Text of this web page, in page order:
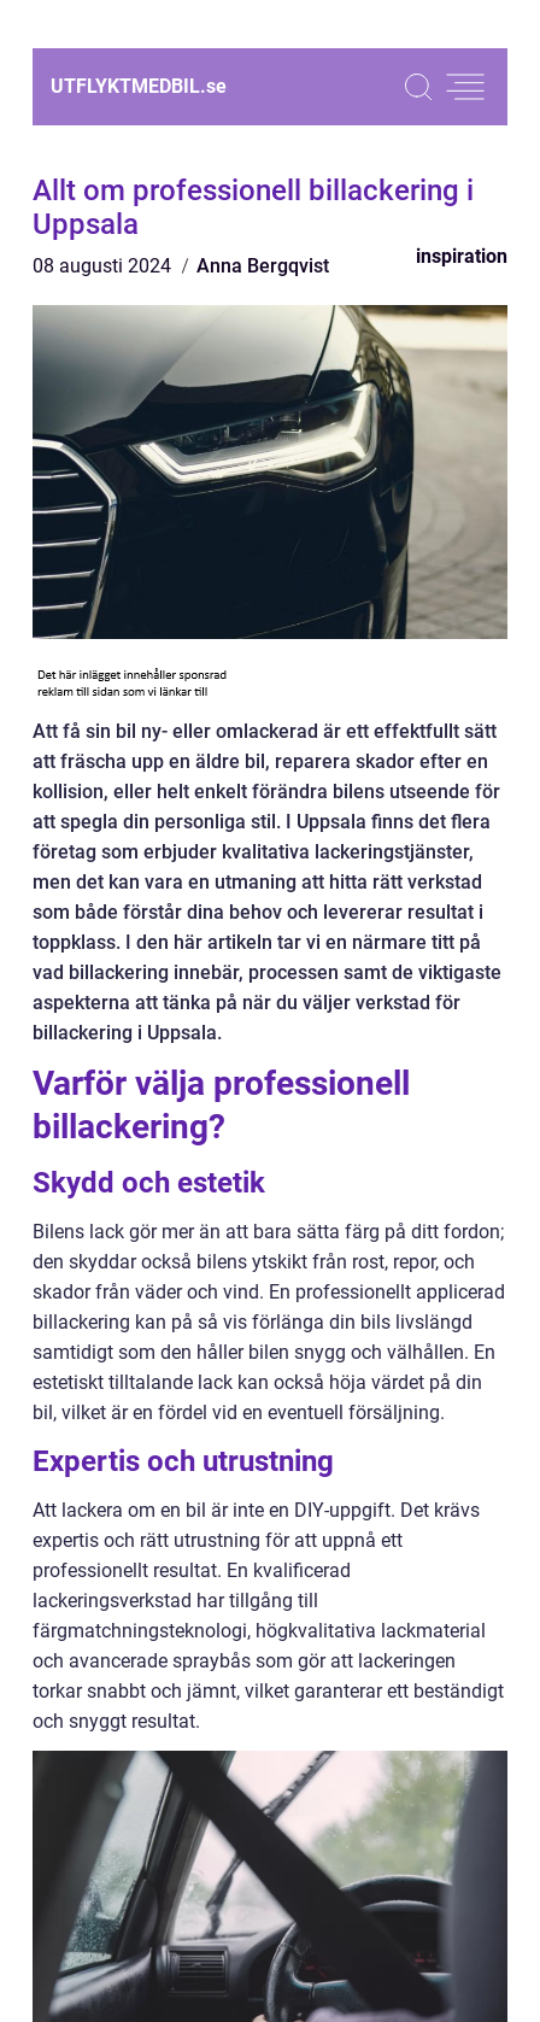
UTFLYKTMEDBIL.se
Allt om professionell billackering i
Uppsala
08 augusti 2024 Anna Bergqvist inspiration
Att få sin bil ny- eller omlackerad är ett effektfullt sätt
att fräscha upp en äldre bil, reparera skador efter en
kollision, eller helt enkelt förändra bilens utseende för
att spegla din personliga stil. I Uppsala finns det flera
företag som erbjuder kvalitativa lackeringstjänster,
men det kan vara en utmaning att hitta rätt verkstad
som både förstår dina behov och levererar resultat i
toppklass. I den här artikeln tar vi en närmare titt på
vad billackering innebär, processen samt de viktigaste
aspekterna att tänka på när du väljer verkstad för
billackering i Uppsala.
Varför välja professionell
billackering?
Skydd och estetik
Bilens lack gör mer än att bara sätta färg på ditt fordon;
den skyddar också bilens ytskikt från rost, repor, och
skador från väder och vind. En professionellt applicerad
billackering kan på så vis förlänga din bils livslängd
samtidigt som den håller bilen snygg och välhållen. En
estetiskt tilltalande lack kan också höja värdet på din
bil, vilket är en fördel vid en eventuell försäljning.
Expertis och utrustning
Att lackera om en bil är inte en DIY-uppgift. Det krävs
expertis och rätt utrustning för att uppnå ett
professionellt resultat. En kvalificerad
lackeringsverkstad har tillgång till
färgmatchningsteknologi, högkvalitativa lackmaterial
och avancerade spraybås som gör att lackeringen
torkar snabbt och jämnt, vilket garanterar ett beständigt
och snyggt resultat.